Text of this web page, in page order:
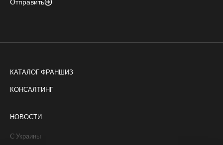
КАТАЛОГ ФРАНШИЗ
КОНСАЛТИНГ
НОВОСТИ
С Украины